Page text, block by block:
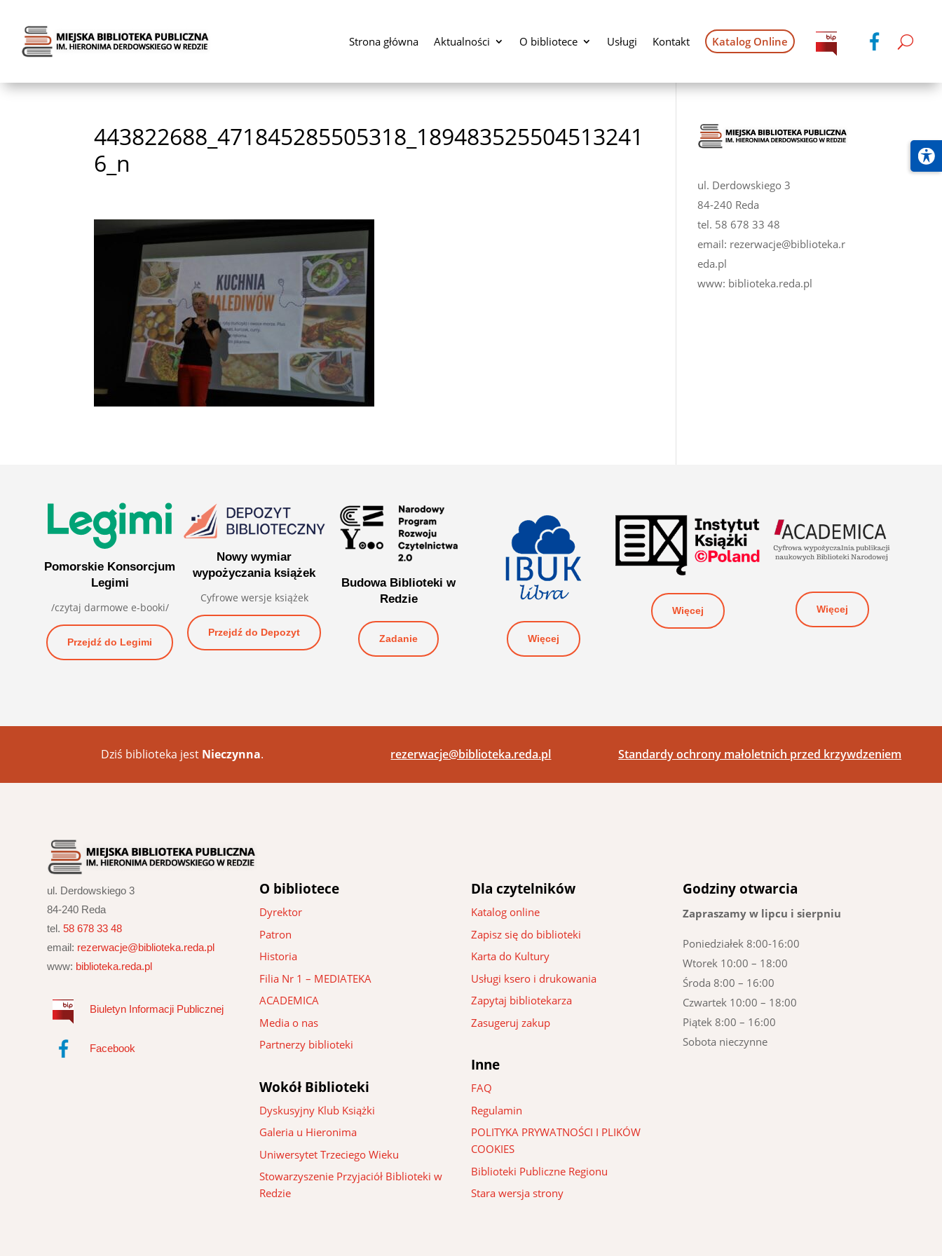
Strona główna Aktualności O bibliotece Usługi Kontakt Katalog Online
443822688_471845285505318_189483525504513241
6_n
ul. Derdowskiego 3
84-240 Reda
tel. 58 678 33 48
email: rezerwacje@biblioteka.r
eda.pl
www: biblioteka.reda.pl
Pomorskie Konsorcjum
Legimi
/czytaj darmowe e-booki/
Przejdź do Legimi
Nowy wymiar
wypożyczania książek
Cyfrowe wersje książek
Przejdź do Depozyt
Budowa Biblioteki w
Redzie
Zadanie Więcej
Więcej Więcej
Dziś biblioteka jest Nieczynna. rezerwacje@biblioteka.reda.pl Standardy ochrony małoletnich przed krzywdzeniem
ul. Derdowskiego 3
84-240 Reda
tel.58 678 33 48
email: rezerwacje@biblioteka.reda.pl
www: biblioteka.reda.pl
Biuletyn Informacji Publicznej
Facebook
O bibliotece
Dyrektor
Patron
Historia
Filia Nr 1 – MEDIATEKA
ACADEMICA
Media o nas
Partnerzy biblioteki
Wokół Biblioteki
Dyskusyjny Klub Książki
Galeria u Hieronima
Uniwersytet Trzeciego Wieku
Stowarzyszenie Przyjaciół Biblioteki w
Redzie
Dla czytelników
Katalog online
Zapisz się do biblioteki
Karta do Kultury
Usługi ksero i drukowania
Zapytaj bibliotekarza
Zasugeruj zakup
Inne
FAQ
Regulamin
POLITYKA PRYWATNOŚCI I PLIKÓW
COOKIES
Biblioteki Publiczne Regionu
Stara wersja strony
Godziny otwarcia
Zapraszamy w lipcu i sierpniu
Poniedziałek 8:00-16:00
Wtorek 10:00 – 18:00
Środa 8:00 – 16:00
Czwartek 10:00 – 18:00
Piątek 8:00 – 16:00
Sobota nieczynne